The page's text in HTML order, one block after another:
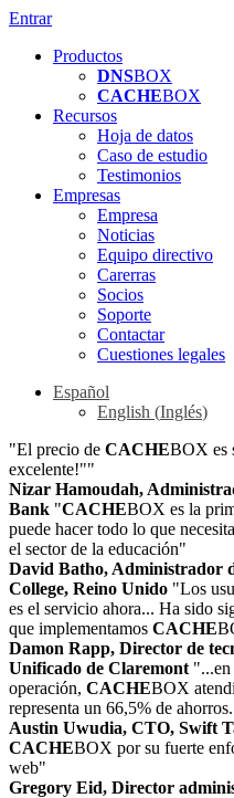
Entrar
Productos
DNSBOX
CACHEBOX
Recursos
Hoja de datos
Caso de estudio
Testimonios
Empresas
Empresa
Noticias
Equipo directivo
Carerras
Socios
Soporte
Contactar
Cuestiones legales
Español
English (Inglés)
"El precio de CACHEBOX es
excelente!""
Nizar Hamoudah,
Bank "CACHEBOX es la
puede hacer todo lo que
el sector de la educación"
David Batho, Administrador
College, Reino Unido "Los
es el servicio ahora... Ha sido
que implementamos CACHE
Damon Rapp, Director de
Unificado de Claremont
operación, CACHEBOX
representa un 66,5% de
Austin Uwudia, CTO, Swift
CACHEBOX por su fuerte
web"
Gregory Eid, Director